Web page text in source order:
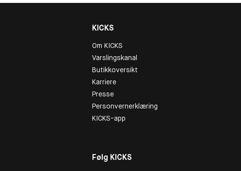
KICKS
Om KICKS
Varslingskanal
Butikkoversikt
Karriere
Presse
Personvernerklæring
KICKS-app
Følg KICKS